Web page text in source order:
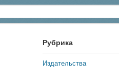
Рубрика
Издательства